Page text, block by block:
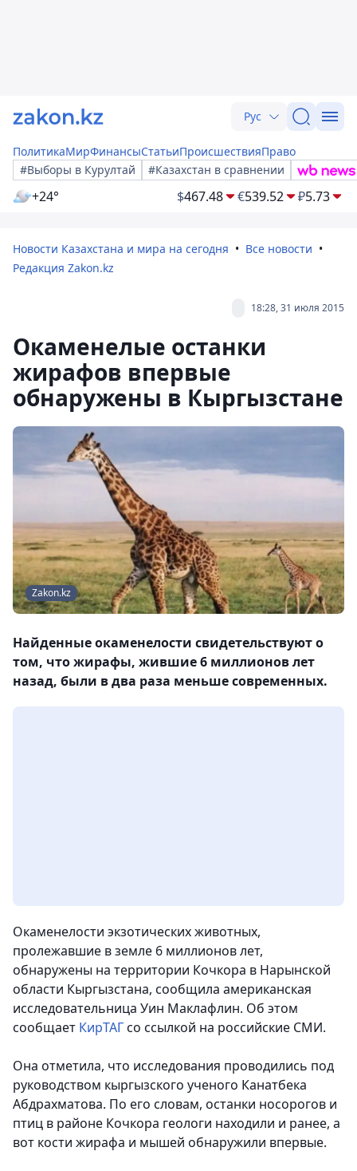
Рус
ПолитикаМирФинансыСтатьиПроисшествияПраво
#Выборы в Курултай
#Казахстан в сравнении
+24° $467.48 €539.52 ₽5.73
Новости Казахстана и мира на сегодня
Все новости
Редакция Zakon.kz
18:28, 31 июля 2015
Окаменелые останки
жирафов впервые
обнаружены в Кыргызстане
Zakon.kz
Найденные окаменелости свидетельствуют о
том, что жирафы, жившие 6 миллионов лет
назад, были в два раза меньше современных.
Окаменелости экзотических животных,
пролежавшие в земле 6 миллионов лет,
обнаружены на территории Кочкора в Нарынской
области Кыргызстана, сообщила американская
исследовательница Уин Маклафлин. Об этом
сообщает КирТАГсо ссылкой на российские СМИ.
Она отметила, что исследования проводились под
руководством кыргызского ученого Канатбека
Абдрахматова. По его словам, останки носорогов и
птиц в районе Кочкора геологи находили и ранее, а
вот кости жирафа и мышей обнаружили впервые.